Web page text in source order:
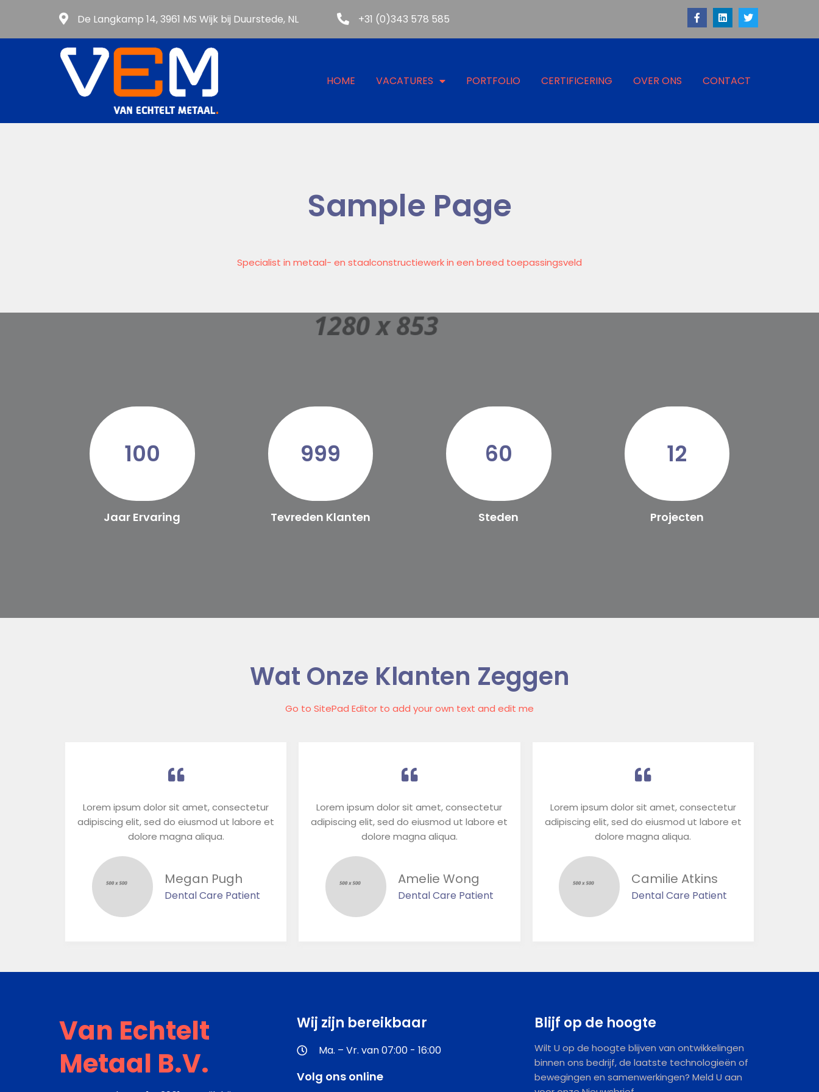
De Langkamp 14, 3961 MS Wijk bij Duurstede, NL +31 (0)343 578 585
HOME VACATURES PORTFOLIO CERTIFICERING OVER ONS CONTACT
Sample Page
Specialist in metaal- en staalconstructiewerk in een breed toepassingsveld
100
Jaar Ervaring
999
Tevreden Klanten
60
Steden
12
Projecten
Wat Onze Klanten Zeggen
Go to SitePad Editor to add your own text and edit me
Lorem ipsum dolor sit amet, consectetur
adipiscing elit, sed do eiusmod ut labore et
dolore magna aliqua.
Megan Pugh
Dental Care Patient
Lorem ipsum dolor sit amet, consectetur
adipiscing elit, sed do eiusmod ut labore et
dolore magna aliqua.
Amelie Wong
Dental Care Patient
Lorem ipsum dolor sit amet, consectetur
adipiscing elit, sed do eiusmod ut labore et
dolore magna aliqua.
Camilie Atkins
Dental Care Patient
Van Echtelt
Metaal B.V.
Wij zijn bereikbaar
Ma. – Vr. van 07:00 - 16:00
Volg ons online
Blijf op de hoogte
Wilt U op de hoogte blijven van ontwikkelingen
binnen ons bedrijf, de laatste technologieën of
bewegingen en samenwerkingen? Meld U aan